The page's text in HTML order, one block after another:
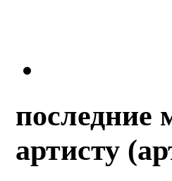
последние
артисту